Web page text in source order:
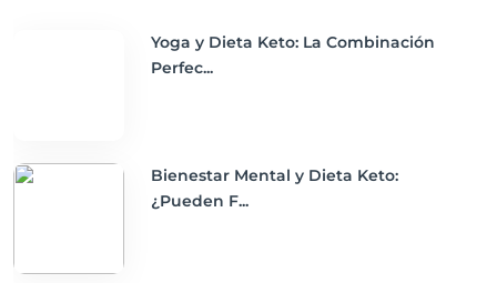
Yoga y Dieta Keto: La Combinación
Perfec...
Bienestar Mental y Dieta Keto:
¿Pueden F...